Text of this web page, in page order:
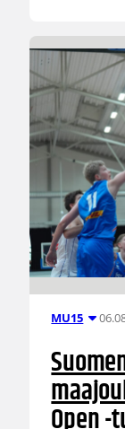
MU15